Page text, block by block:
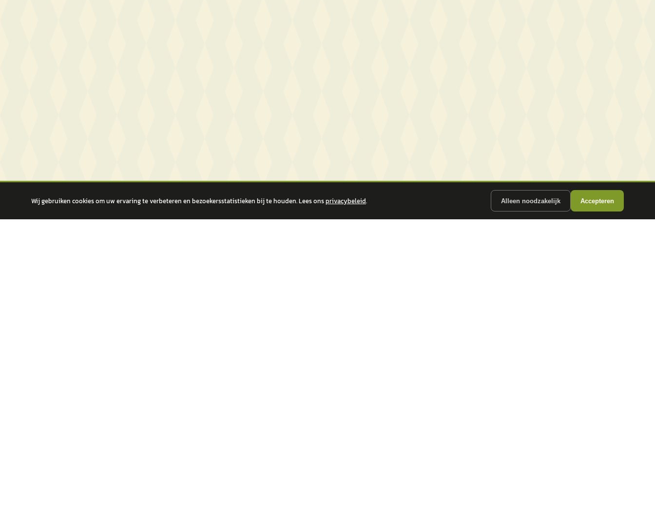
Wij gebruiken cookies om uw ervaring te verbeteren en bezoekersstatistieken bij te houden. Lees onsprivacybeleid. Alleen noodzakelijk Accepteren